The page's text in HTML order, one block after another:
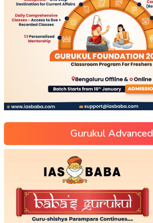
Gurukul Advanced